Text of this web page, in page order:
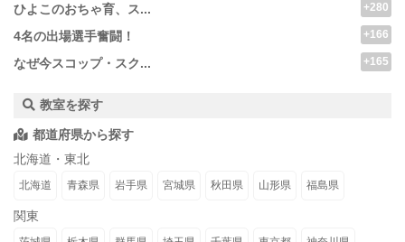
ひよこのおちゃ育、ス... +280
4名の出場選手奮闘！ +166
なぜ今スコップ・スク... +165
教室を探す
都道府県から探す
北海道・東北
北海道 青森県 岩手県 宮城県 秋田県 山形県 福島県
関東